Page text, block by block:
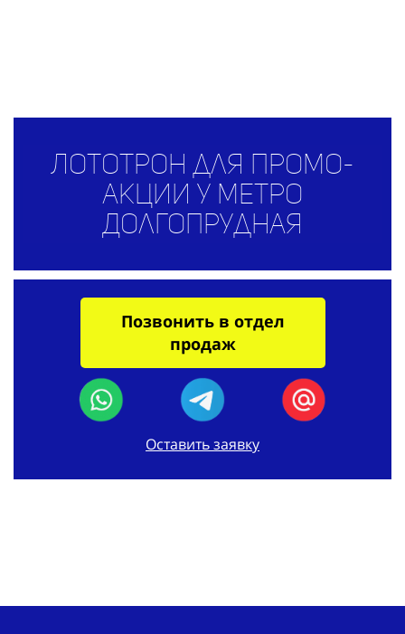
Лототрон для промо-
акции у метро
Долгопрудная
Позвонить в отдел
продаж
Оставить заявку